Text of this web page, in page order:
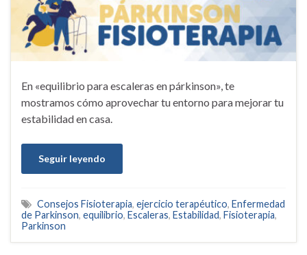
En «equilibrio para escaleras en párkinson», te
mostramos cómo aprovechar tu entorno para mejorar tu
estabilidad en casa.
Seguir leyendo
Consejos Fisioterapia, ejercicio terapéutico, Enfermedad
de Parkinson, equilibrio, Escaleras, Estabilidad, Fisioterapia,
Parkinson